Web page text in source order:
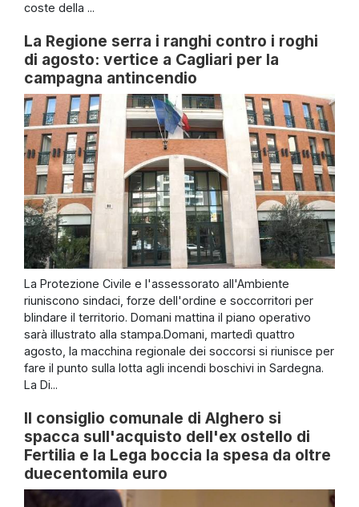
coste della ...
La Regione serra i ranghi contro i roghi
di agosto: vertice a Cagliari per la
campagna antincendio
La Protezione Civile e l'assessorato all'Ambiente
riuniscono sindaci, forze dell'ordine e soccorritori per
blindare il territorio. Domani mattina il piano operativo
sarà illustrato alla stampa.Domani, martedì quattro
agosto, la macchina regionale dei soccorsi si riunisce per
fare il punto sulla lotta agli incendi boschivi in Sardegna.
La Di...
Il consiglio comunale di Alghero si
spacca sull'acquisto dell'ex ostello di
Fertilia e la Lega boccia la spesa da oltre
duecentomila euro